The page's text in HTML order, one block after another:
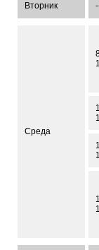
Вторник
Среда